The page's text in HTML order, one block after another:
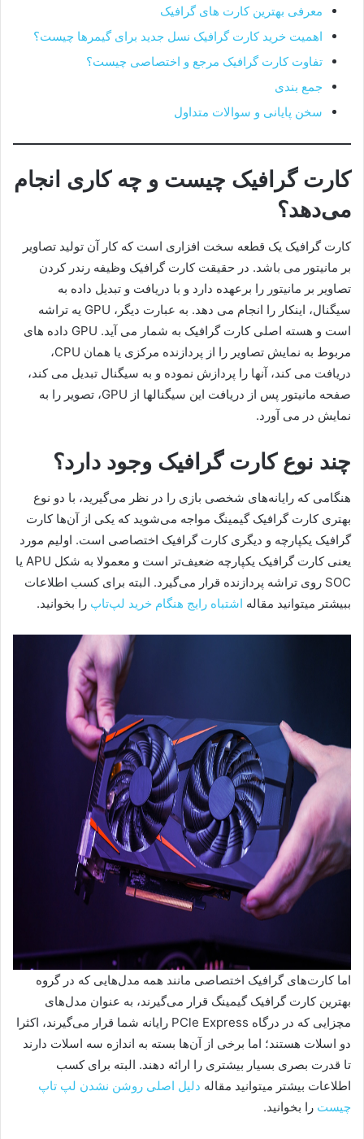
معرفی بهترین کارت های گرافیک
اهمیت خرید کارت گرافیک نسل جدید برای گیمرها چیست؟
تفاوت کارت گرافیک مرجع و اختصاصی چیست؟
جمع بندی
سخن پایانی و سوالات متداول
کارت گرافیک چیست و چه کاری انجام
می‌دهد؟
کارت گرافیک یک قطعه سخت ­افزاری است که کار آن تولید تصاویر
بر مانیتور می­ باشد. در حقیقت کارت گرافیک وظیفه رندر کردن
تصاویر بر مانیتور را برعهده دارد و با دریافت و تبدیل داده به
سیگنال، اینکار را انجام می­ دهد. به عبارت دیگر، GPU یه تراشه
است و هسته اصلی کارت گرافیک به شمار می­ آید. GPU داده ­های
مربوط به نمایش تصاویر را از پردازنده مرکزی یا همان CPU،
دریافت می­ کند، آن­ها را پردازش نموده و به سیگنال تبدیل می­ کند،
صفحه مانیتور پس از دریافت این سیگنال­ها از GPU، تصویر را به
نمایش در می ­آورد.
چند نوع کارت گرافیک وجود دارد؟
هنگامی که رایانه‌های شخصی بازی را در نظر می‌گیرید، با دو نوع
بهتری کارت گرافیک گیمینگ مواجه می‌شوید که یکی از آن‌ها کارت
گرافیک یکپارچه و دیگری کارت گرافیک اختصاصی است. اولیم مورد
یعنی کارت گرافیک یکپارچه ضعیف‌تر است و معمولا به شکل APU یا
SOC روی تراشه پردازنده قرار می‌گیرد. البته برای کسب اطلاعات
ببیشتر میتوانید مقاله اشتباه رایج هنگام خرید لپ‌‌تاپ را بخوانید.
اما کارت‌های گرافیک اختصاصی مانند همه مدل‌هایی که در گروه
بهترین کارت گرافیک گیمینگ قرار می‌گیرند، به عنوان مدل‌های
مچزایی که در درگاه PCle Express رایانه شما قرار می‌گیرند، اکثرا
دو اسلات هستند؛ اما برخی از آن‌ها بسته به اندازه سه اسلات دارند
تا قدرت بصری بسیار بیشتری را ارائه دهند. البته برای کسب
اطلاعات بیشتر میتوانید مقاله دلیل اصلی روشن نشدن لپ تاپ
چیست را بخوانید.